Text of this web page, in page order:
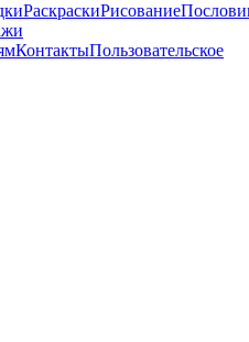
РаскраскиРисование
КонтактыПользовательское